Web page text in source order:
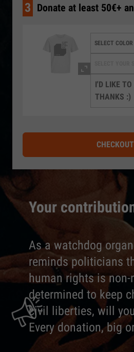
Your
As a watchdog
reminds politicians
human rights is
determined to keep
civil liberties, will
Every donation, big
3 Donate at least 50€+
I'D LIKE TO
THANKS :)
CHECKOUT